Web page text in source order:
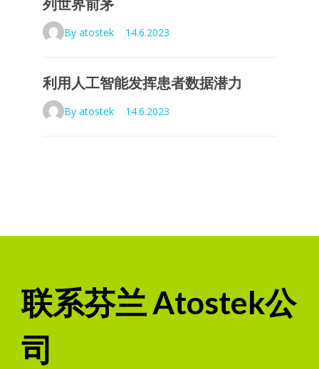
列世界前茅
By atostek 14.6.2023
利用人工智能发挥患者数据潜力
By atostek 14.6.2023
联系芬兰 Atostek公
司